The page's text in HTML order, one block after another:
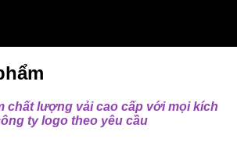
chất lượng vải cao cấp với mọi kích
ty logo theo yêu cầu